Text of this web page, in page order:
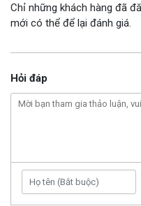
UniFi Switch Enterprise 48
được trang bị hệ thống
được kết nối. Hệ thống
gồm:
Tính năng nguồn dự
Chỉ những khách hàng đã
mới có thể để lại đánh giá.
Hỏi đáp